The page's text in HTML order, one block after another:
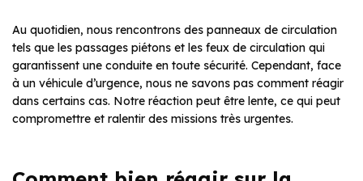
Au quotidien, nous rencontrons des panneaux de circulation
tels que les passages piétons et les feux de circulation qui
garantissent une conduite en toute sécurité. Cependant, face
à un véhicule d’urgence, nous ne savons pas comment réagir
dans certains cas. Notre réaction peut être lente, ce qui peut
compromettre et ralentir des missions très urgentes.